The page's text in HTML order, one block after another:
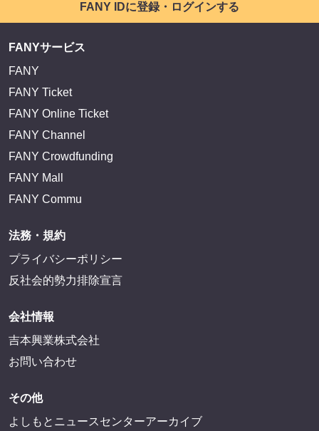
FANY IDに登録・ログインする
FANYサービス
FANY
FANY Ticket
FANY Online Ticket
FANY Channel
FANY Crowdfunding
FANY Mall
FANY Commu
法務・規約
プライバシーポリシー
反社会的勢力排除宣言
会社情報
吉本興業株式会社
お問い合わせ
その他
よしもとニュースセンターアーカイブ